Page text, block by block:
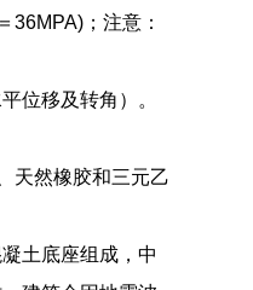
36MPA)；注意：
位移及转角）。
天然橡胶和三元乙
土底座组成，中